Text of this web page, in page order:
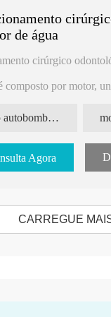
de água
cirúrgico
composto por motor,
em cirurgia oral
motor elétrico autobombeante
Agora
CARREGUE